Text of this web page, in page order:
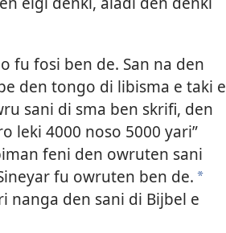
fu fosi ben de. San na den
den tongo di libisma e taki e
sani di sma ben skrifi, den
leki 4000 noso 5000 yari”
feni den owruten sani
fu owruten ben de. *
nanga den sani di Bijbel e